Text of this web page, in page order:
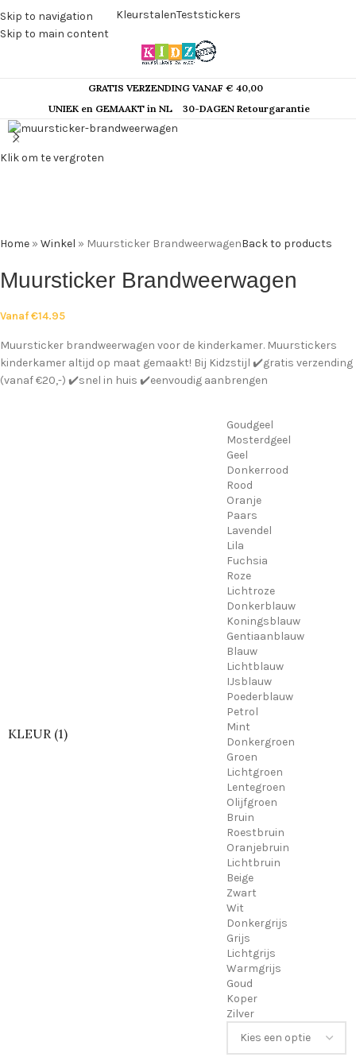
Skip to navigation
Skip to main content
KleurstalenTeststickers
GRATIS VERZENDING VANAF € 40,00
UNIEK en GEMAAKT in NL
30-DAGEN Retourgarantie
Klik om te vergroten
Home » Winkel » Muursticker BrandweerwagenBack to products
Muursticker Brandweerwagen
Vanaf€14.95
Muursticker brandweerwagen voor de kinderkamer. Muurstickers
kinderkamer altijd op maat gemaakt! Bij Kidzstijl ✔️gratis verzending
(vanaf €20,-) ✔️snel in huis ✔️eenvoudig aanbrengen
KLEUR (1)
Goudgeel
Mosterdgeel
Geel
Donkerrood
Rood
Oranje
Paars
Lavendel
Lila
Fuchsia
Roze
Lichtroze
Donkerblauw
Koningsblauw
Gentiaanblauw
Blauw
Lichtblauw
IJsblauw
Poederblauw
Petrol
Mint
Donkergroen
Groen
Lichtgroen
Lentegroen
Olijfgroen
Bruin
Roestbruin
Oranjebruin
Lichtbruin
Beige
Zwart
Wit
Donkergrijs
Grijs
Lichtgrijs
Warmgrijs
Goud
Koper
Zilver